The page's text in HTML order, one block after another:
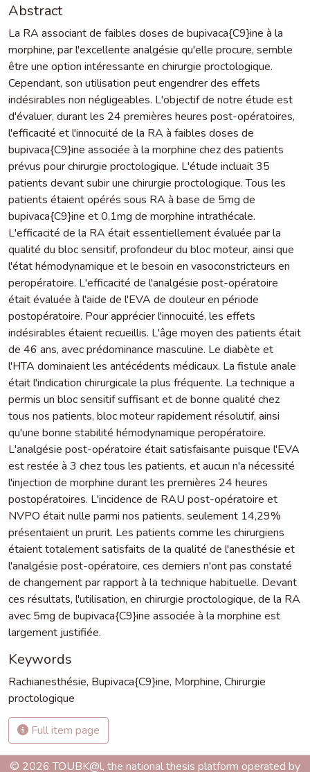
Abstract
La RA associant de faibles doses de bupivaca{C9}ine à la
morphine, par l'excellente analgésie qu'elle procure, semble
être une option intéressante en chirurgie proctologique.
Cependant, son utilisation peut engendrer des effets
indésirables non négligeables. L'objectif de notre étude est
d'évaluer, durant les 24 premières heures post-opératoires,
l'efficacité et l'innocuité de la RA à faibles doses de
bupivaca{C9}ine associée à la morphine chez des patients
prévus pour chirurgie proctologique. L'étude incluait 35
patients devant subir une chirurgie proctologique. Tous les
patients étaient opérés sous RA à base de 5mg de
bupivaca{C9}ine et 0,1mg de morphine intrathécale.
L'efficacité de la RA était essentiellement évaluée par la
qualité du bloc sensitif, profondeur du bloc moteur, ainsi que
l'état hémodynamique et le besoin en vasoconstricteurs en
peropératoire. L'efficacité de l'analgésie post-opératoire
était évaluée à l'aide de l'EVA de douleur en période
postopératoire. Pour apprécier l'innocuité, les effets
indésirables étaient recueillis. L'âge moyen des patients était
de 46 ans, avec prédominance masculine. Le diabète et
l'HTA dominaient les antécédents médicaux. La fistule anale
était l'indication chirurgicale la plus fréquente. La technique a
permis un bloc sensitif suffisant et de bonne qualité chez
tous nos patients, bloc moteur rapidement résolutif, ainsi
qu'une bonne stabilité hémodynamique peropératoire.
L'analgésie post-opératoire était satisfaisante puisque l'EVA
est restée à 3 chez tous les patients, et aucun n'a nécessité
l'injection de morphine durant les premières 24 heures
postopératoires. L'incidence de RAU post-opératoire et
NVPO était nulle parmi nos patients, seulement 14,29%
présentaient un prurit. Les patients comme les chirurgiens
étaient totalement satisfaits de la qualité de l'anesthésie et
l'analgésie post-opératoire, ces derniers n'ont pas constaté
de changement par rapport à la technique habituelle. Devant
ces résultats, l'utilisation, en chirurgie proctologique, de la RA
avec 5mg de bupivaca{C9}ine associée à la morphine est
largement justifiée.
Keywords
Rachianesthésie, Bupivaca{C9}ine, Morphine, Chirurgie
proctologique
Full item page
© 2026 TOUBK@l, the national thesis platform operated by